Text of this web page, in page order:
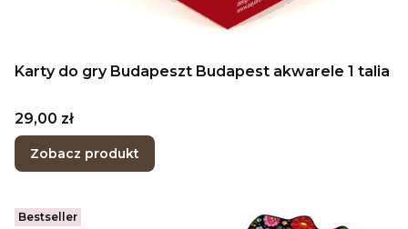
Karty do gry Budapeszt Budapest akwarele 1 talia
Cena
29,00 zł
Zobacz produkt
Bestseller